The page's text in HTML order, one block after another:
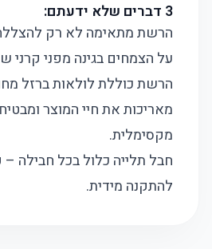
3 דברים שלא ידעתם:
הרשת מתאימה לא רק
על הצמחים בגינה מפני קרני
הרשת כוללת לולאות ברזל
מאריכות את חיי המוצר
מקסימלית.
חבל תלייה כלול בכל חבילה –
להתקנה מידית.